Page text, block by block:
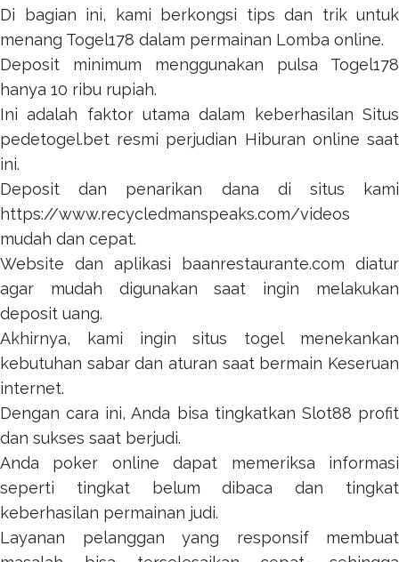
Di bagian ini, kami berkongsi tips dan trik untuk
menang Togel178 dalam permainan Lomba online.
Deposit minimum menggunakan pulsa Togel178
hanya 10 ribu rupiah.
Ini adalah faktor utama dalam keberhasilan Situs
pedetogel.bet resmi perjudian Hiburan online saat
ini.
Deposit dan penarikan dana di situs kami
https://www.recycledmanspeaks.com/videos
mudah dan cepat.
Website dan aplikasi baanrestaurante.com diatur
agar mudah digunakan saat ingin melakukan
deposit uang.
Akhirnya, kami inginsitus togelmenekankan
kebutuhan sabar dan aturan saat bermain Keseruan
internet.
Dengan cara ini, Anda bisa tingkatkan Slot88 profit
dan sukses saat berjudi.
Anda poker online dapat memeriksa informasi
seperti tingkat belum dibaca dan tingkat
keberhasilan permainan judi.
Layanan pelanggan yang responsif membuat